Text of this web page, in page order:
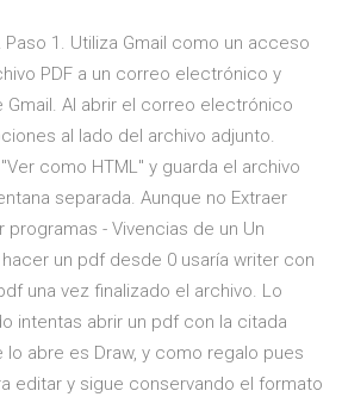
Paso 1. Utiliza Gmail como un acceso
PDF a un correo electrónico y
Gmail. Al abrir el correo electrónico
al lado del archivo adjunto.
como HTML" y guarda el archivo
separada. Aunque no Extraer
programas - Vivencias de un Un
un pdf desde 0 usaría writer con
una vez finalizado el archivo. Lo
intentas abrir un pdf con la citada
abre es Draw, y como regalo pues
editar y sigue conservando el formato